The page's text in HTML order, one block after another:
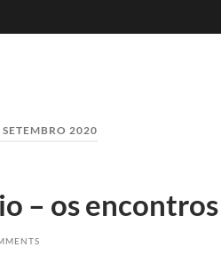
SETEMBRO 2020
– os encontros